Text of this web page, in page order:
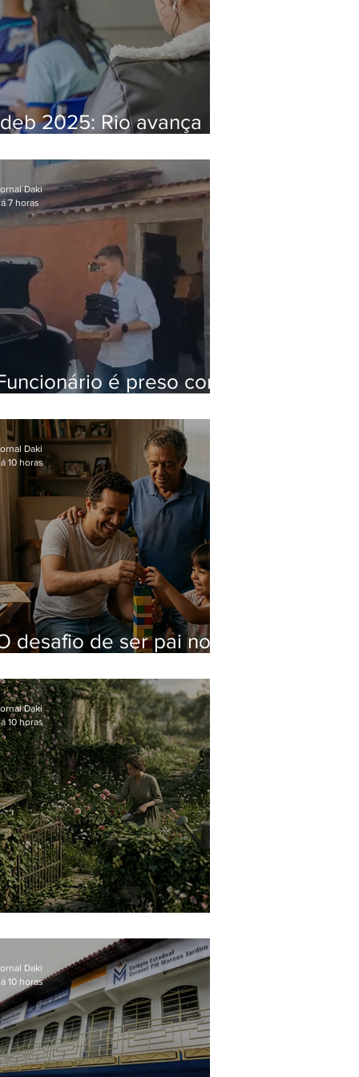
2025: Rio avança
da média nacional
é preso com
Hospital do Andaraí
Daki
7 horas
desafio de ser pai no
Daki
10 horas
Daki
10 horas
Daki
10 horas